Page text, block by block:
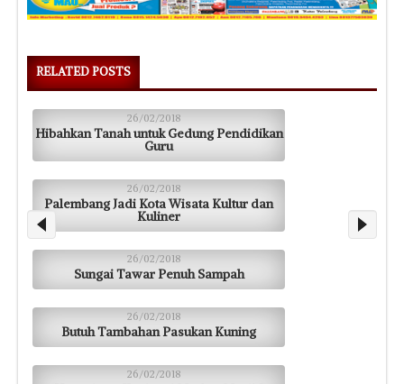
RELATED POSTS
26/02/2018
Hibahkan Tanah untuk Gedung Pendidikan
Guru
26/02/2018
Palembang Jadi Kota Wisata Kultur dan
Kuliner
26/02/2018
Sungai Tawar Penuh Sampah
26/02/2018
Butuh Tambahan Pasukan Kuning
26/02/2018